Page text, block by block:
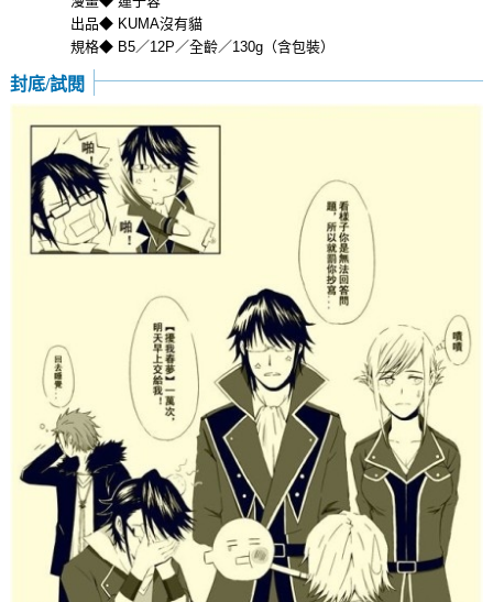
出品◆ KUMA沒有貓
規格◆ B5／12P／全齡／130g（含包裝）
封底/試閱